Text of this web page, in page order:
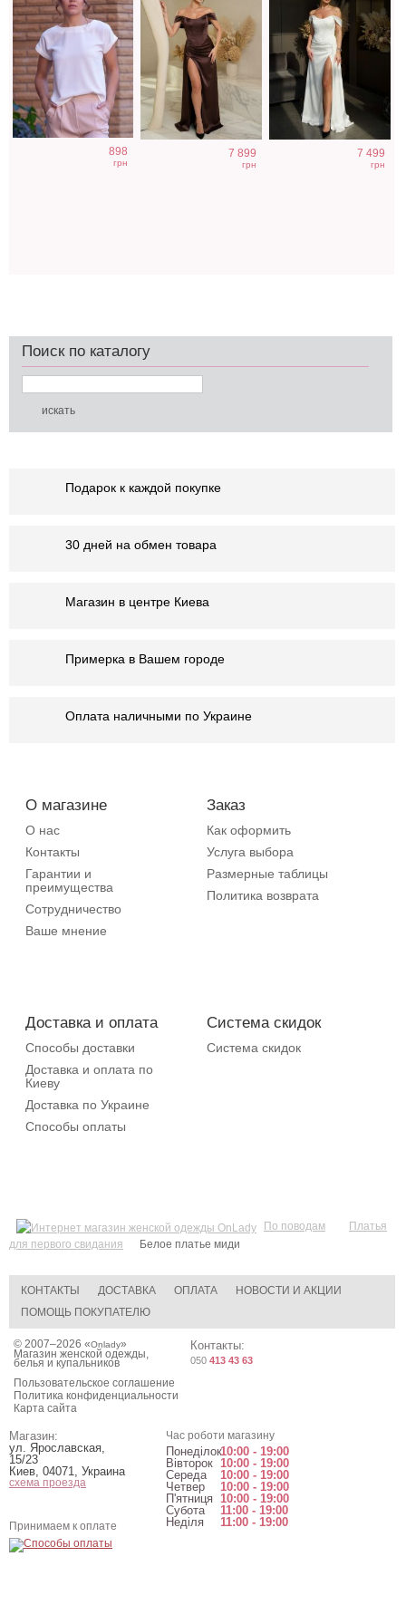
898
грн
7 899
грн
7 499
грн
Поиск по каталогу
Подарок к каждой покупке
30 дней на обмен товара
Магазин в центре Киева
Примерка в Вашем городе
Оплата наличными по Украине
О магазине
О нас
Контакты
Гарантии и
преимущества
Сотрудничество
Ваше мнение
Заказ
Как оформить
Услуга выбора
Размерные таблицы
Политика возврата
Доставка и оплата
Способы доставки
Доставка и оплата по
Киеву
Доставка по Украине
Способы оплаты
Система скидок
Система скидок
По поводам
Платья
для первого свидания
Белое платье миди
КОНТАКТЫ ДОСТАВКА ОПЛАТА
НОВОСТИ И АКЦИИ
ПОМОЩЬ ПОКУПАТЕЛЮ
© 2007–2026 «Onlady»
Магазин женской одежды,
белья и купальников
Пользовательское соглашение
Политика конфиденциальности
Карта сайта
Контакты:
050 413 43 63
Магазин:
ул. Ярославская,
15/23
Киев 04071 Украина
схема проезда
Час роботи магазину
Понеділок10:00 - 19:00
Вівторок 10:00 - 19:00
Середа
10:00 - 19:00
Четвер
10:00 - 19:00
П'ятниця 10:00 - 19:00
Субота
11:00 - 19:00
Неділя
11:00 - 19:00
Принимаем к оплате